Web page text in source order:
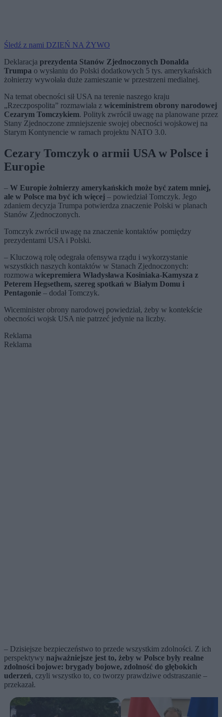
Śledź z nami DZIEŃ NA ŻYWO
Deklaracja prezydenta Stanów Zjednoczonych Donalda
Trumpa o wysłaniu do Polski dodatkowych 5 tys. amerykańskich
żołnierzy wywołała duże zamieszanie w przestrzeni medialnej.
Na temat obecności sił USA na terenie naszego kraju
„Rzeczpospolita” rozmawiała z wiceministrem obrony narodowej
Cezarym Tomczykiem. Polityk zwrócił uwagę na planowane przez
Stany Zjednoczone zmniejszenie swojej obecności wojskowej na
Starym Kontynencie w ramach projektu NATO 3.0.
Cezary Tomczyk o armii USA w Polsce i
Europie
– W Europie żołnierzy amerykańskich może być zatem mniej,
ale w Polsce ma być ich więcej – powiedział Tomczyk. Jego
zdaniem decyzja Trumpa potwierdza znaczenie Polski w planach
Stanów Zjednoczonych.
Tomczyk zwrócił uwagę na znaczenie kontaktów pomiędzy
prezydentami USA i Polski.
– Kluczową rolę odegrała ofensywa rządu i wykorzystanie
wszystkich naszych kontaktów w Stanach Zjednoczonych:
rozmowa wicepremiera Władysława Kosiniaka-Kamysza z
Peterem Hegsethem, szereg spotkań w Białym Domu i
Pentagonie – dodał Tomczyk.
Wiceminister obrony narodowej powiedział, żeby w kontekście
obecności wojsk USA nie patrzeć jedynie na liczby.
Reklama
Reklama
– Dzisiejsze bezpieczeństwo to przede wszystkim zdolności. Z ich
perspektywy najważniejsze jest to, żeby w Polsce były realne
zdolności bojowe: brygady bojowe, zdolność do głębokich
uderzeń, czyli wszystko to, co tworzy prawdziwe odstraszanie –
przekazał.